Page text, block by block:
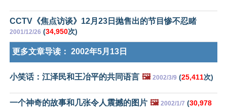
CCTV《焦点访谈》12月23日抛售出的节目惨不忍睹
2001/12/26 (34,950次)
更多文章导读： 2002年5月13日
小笑话：江泽民和王冶平的共同语言 🖼️ 2002/3/9 (25,411次)
一个神奇的故事和几张令人震撼的图片 🖼️ 2002/1/7 (30,978